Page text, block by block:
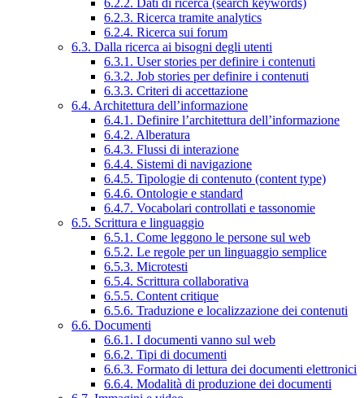
6.2.3. Ricerca tramite analytics
6.2.4. Ricerca sui forum
6.3. Dalla ricerca ai bisogni degli utenti
6.3.1. User stories per definire i contenuti
6.3.2. Job stories per definire i contenuti
6.3.3. Criteri di accettazione
6.4. Architettura dell’informazione
6.4.1. Definire l’architettura dell’informazione
6.4.2. Alberatura
6.4.3. Flussi di interazione
6.4.4. Sistemi di navigazione
6.4.5. Tipologie di contenuto (content type)
6.4.6. Ontologie e standard
6.4.7. Vocabolari controllati e tassonomie
6.5. Scrittura e linguaggio
6.5.1. Come leggono le persone sul web
6.5.2. Le regole per un linguaggio semplice
6.5.3. Microtesti
6.5.4. Scrittura collaborativa
6.5.5. Content critique
6.5.6. Traduzione e localizzazione dei contenuti
6.6. Documenti
6.6.1. I documenti vanno sul web
6.6.2. Tipi di documenti
6.6.3. Formato di lettura dei documenti elettronici
6.6.4. Modalità di produzione dei documenti